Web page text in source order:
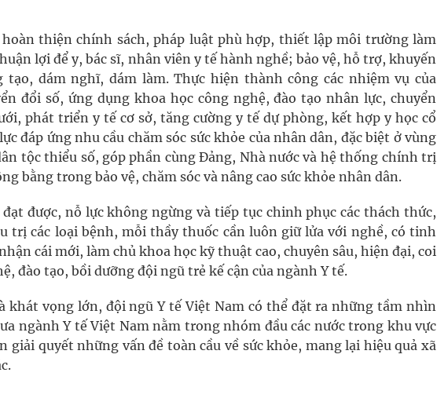
thiện chính sách, pháp luật phù hợp, thiết lập môi trường làm
lợi để y, bác sĩ, nhân viên y tế hành nghề; bảo vệ, hỗ trợ, khuyến
dám nghĩ, dám làm. Thực hiện thành công các nhiệm vụ của
đổi số, ứng dụng khoa học công nghệ, đào tạo nhân lực, chuyển
phát triển y tế cơ sở, tăng cường y tế dự phòng, kết hợp y học cổ
đáp ứng nhu cầu chăm sóc sức khỏe của nhân dân, đặc biệt ở vùng
tộc thiểu số, góp phần cùng Đảng, Nhà nước và hệ thống chính trị
bằng trong bảo vệ, chăm sóc và nâng cao sức khỏe nhân dân.
được, nỗ lực không ngừng và tiếp tục chinh phục các thách thức,
trị các loại bệnh, mỗi thầy thuốc cần luôn giữ lửa với nghề, có tinh
cái mới, làm chủ khoa học kỹ thuật cao, chuyên sâu, hiện đại, coi
đào tạo, bồi dưỡng đội ngũ trẻ kế cận của ngành Y tế.
khát vọng lớn, đội ngũ Y tế Việt Nam có thể đặt ra những tầm nhìn
ngành Y tế Việt Nam nằm trong nhóm đầu các nước trong khu vực
giải quyết những vấn đề toàn cầu về sức khỏe, mang lại hiệu quả xã